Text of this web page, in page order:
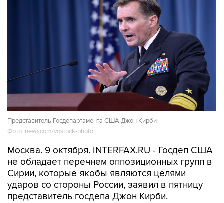
Представитель Госдепартамента США Джон Кирби
Фото: newscom/vostock-photo
Москва. 9 октября. INTERFAX.RU - Госдеп США
не обладает перечнем оппозиционных групп в
Сирии, которые якобы являются целями
ударов со стороны России, заявил в пятницу
представитель госдепа Джон Кирби.